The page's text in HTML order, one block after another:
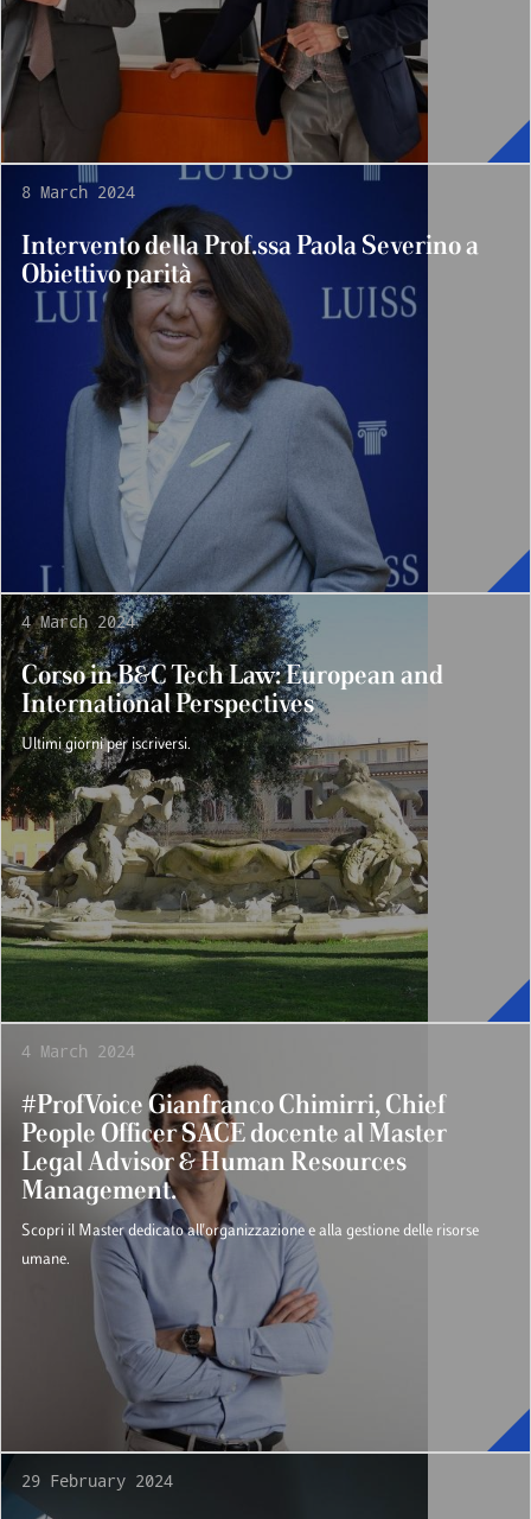
8 March 2024
Intervento della Prof.ssa Paola Severino a
Obiettivo parità
4 March 2024
Corso in B&C Tech Law: European and
International Perspectives
Ultimi giorni per iscriversi.
4 March 2024
#ProfVoice Gianfranco Chimirri, Chief
People Officer SACE docente al Master
Legal Advisor & Human Resources
Management.
Scopri il Master dedicato all'organizzazione e alla gestione delle risorse
umane.
29 February 2024